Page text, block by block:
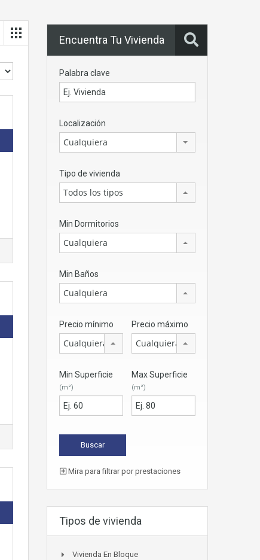
Encuentra Tu Vivienda
Palabra clave
Localización
Cualquiera
Tipo de vivienda
Todos los tipos
Min Dormitorios
Cualquiera
Min Baños
Cualquiera
Precio mínimo
Cualquiera
Precio máximo
Cualquiera
Min Superficie
(m²)
Max Superficie
(m²)
Mira para filtrar por prestaciones
Tipos de vivienda
Vivienda En Bloque